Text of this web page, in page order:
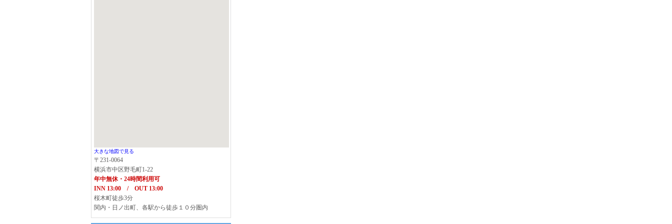
大きな地図で見る
〒231-0064
横浜市中区野毛町1-22
年中無休・24時間利用可
INN 13:00 / OUT 13:00
桜木町徒歩3分
関内・日ノ出町、各駅から徒歩１０分圏内